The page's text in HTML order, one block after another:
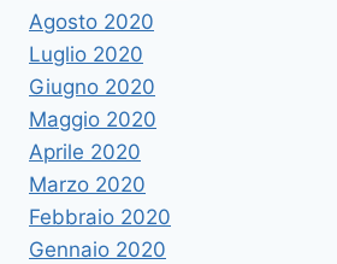
Agosto 2020
Luglio 2020
Giugno 2020
Maggio 2020
Aprile 2020
Marzo 2020
Febbraio 2020
Gennaio 2020